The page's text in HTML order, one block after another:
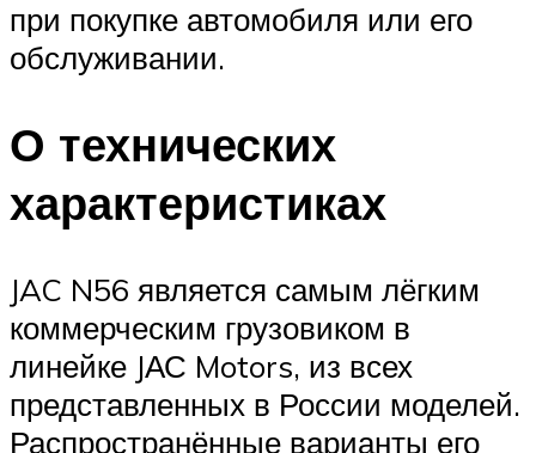
при покупке автомобиля или его
обслуживании.
О технических
характеристиках
JAC N56 является самым лёгким
коммерческим грузовиком в
линейке JАС Motors, из всех
представленных в России моделей.
Распространённые варианты его